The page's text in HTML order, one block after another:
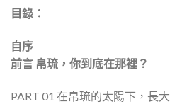
目錄：
自序
前言 帛琉，你到底在那裡？
PART 01 在帛琉的太陽下，長大